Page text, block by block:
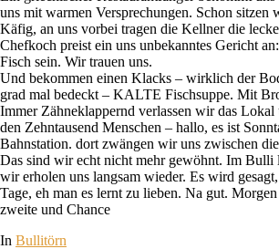
uns mit warmen Versprechungen. Schon sitzen
Käfig, an uns vorbei tragen die Kellner die
Chefkoch preist ein uns unbekanntes Gericht
Fisch sein. Wir trauen uns.
Und bekommen einen Klacks – wirklich der
grad mal bedeckt – KALTE Fischsuppe. Mit
Immer Zähneklappernd verlassen wir das Lokal
den Zehntausend Menschen – hallo, es ist
Bahnstation. dort zwängen wir uns zwischen
Das sind wir echt nicht mehr gewöhnt. Im Bulli
wir erholen uns langsam wieder. Es wird
Tage, eh man es lernt zu lieben. Na gut.
zweite und Chance
In Bullitörn